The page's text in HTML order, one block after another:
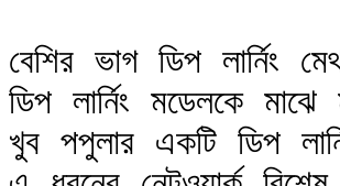
বেশির ভাগ ডিপ লার্নিং
ডিপ লার্নিং মডেলকে
খুব পপুলার একটি ডিপ